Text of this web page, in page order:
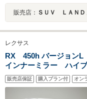
販売店： ＳＵＶ ＬＡＮＤ
レクサス
RX 450h バージョン
インナーミラー ハイ
ヒーター 電動リアゲ
ト コーナーセンサー
販売店保証 購入プラン付 オン